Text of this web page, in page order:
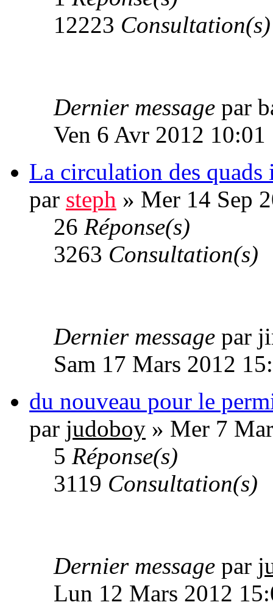
12223 Consultation(s)
Dernier message par
Ven 6 Avr 2012 10:01
La circulation des quads
par steph » Mer 14 Sep
26 Réponse(s)
3263 Consultation(s)
Dernier message par
Sam 17 Mars 2012
du nouveau pour le
par judoboy » Mer 7
5 Réponse(s)
3119 Consultation(s)
Dernier message par
Lun 12 Mars 2012